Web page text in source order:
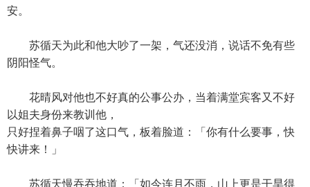
安。
苏循天为此和他大吵了一架，气还没消，说话不免有些
阴阳怪气。
花晴风对他也不好真的公事公办，当着满堂宾客又不好
以姐夫身份来教训他，
只好捏着鼻子咽了这口气，板着脸道：「你有什么要事，快
快讲来！」
苏循天慢吞吞地道：「如今连月不雨，山上更是干旱得